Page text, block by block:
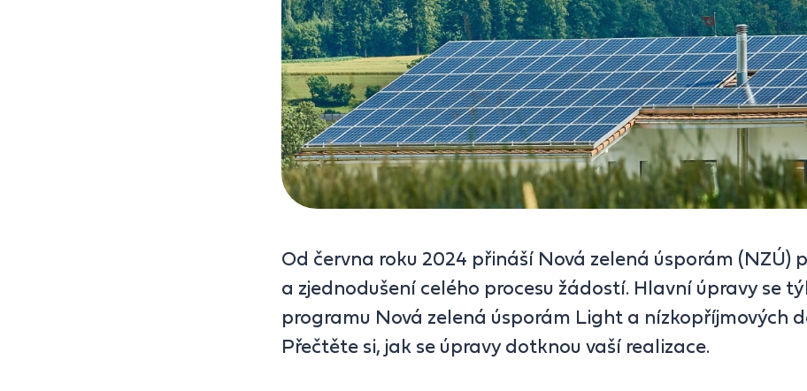
Od června roku 2024 přináší Nová zelená úsporám (NZÚ)
a zjednodušení celého procesu žádostí. Hlavní úpravy se
programu Nová zelená úsporám Light a nízkopříjmových
Přečtěte si, jak se úpravy dotknou vaší realizace.